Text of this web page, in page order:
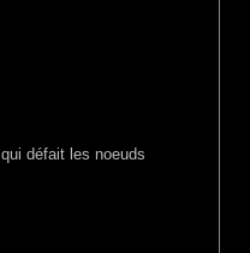
défait les noeuds